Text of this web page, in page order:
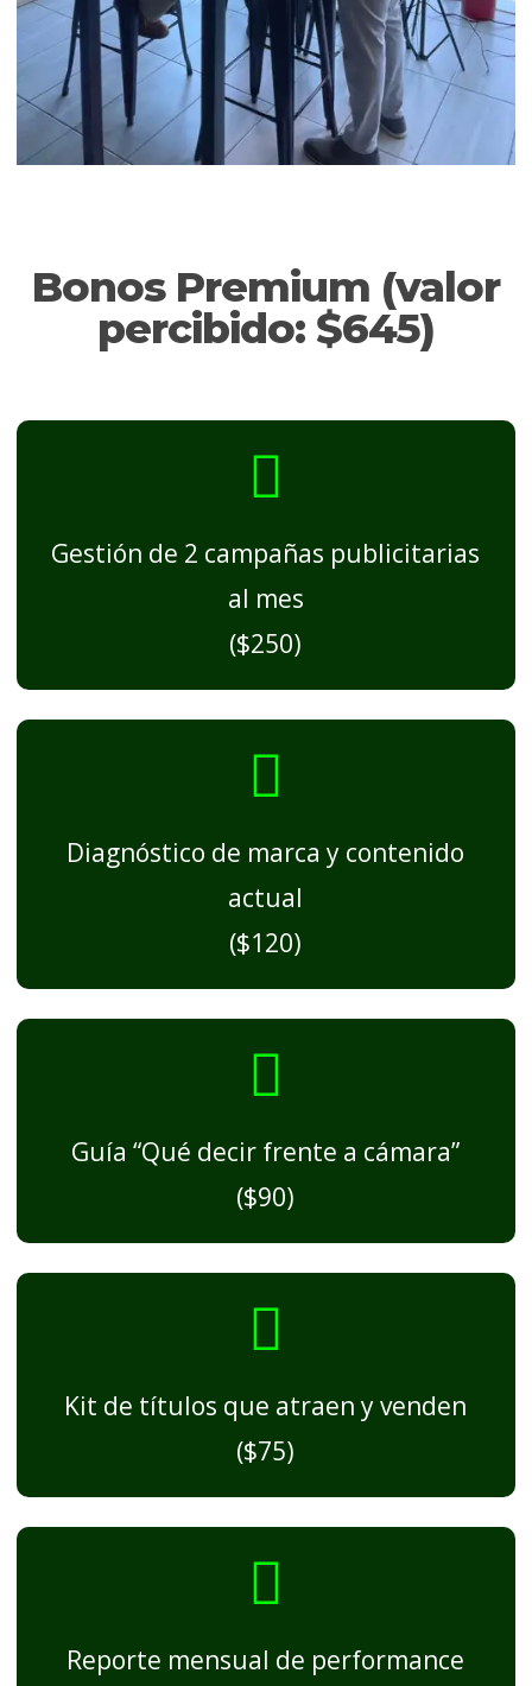
Bonos Premium (valor
percibido: $645)
Gestión de 2 campañas publicitarias
al mes
($250)
Diagnóstico de marca y contenido
actual
($120)
Guía “Qué decir frente a cámara”
($90)
Kit de títulos que atraen y venden
($75)
Reporte mensual de performance